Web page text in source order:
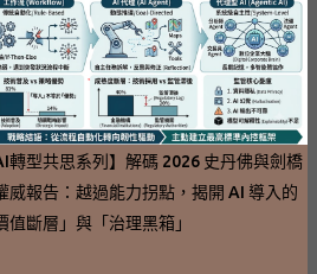
轉型共思系列】解碼 2026 史丹佛與劍橋
威報告：越過能力拐點，揭開 AI 導入的
值斷層」與「治理黑箱」